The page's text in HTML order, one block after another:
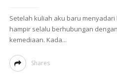
Setelah kuliah aku baru
hampir selalu berhubungan
kemediaan. Kada...
Shares